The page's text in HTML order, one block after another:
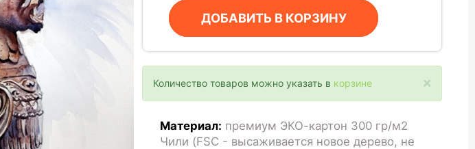
ДОБАВИТЬ В КОРЗИНУ
×
Количество товаров можно указать в корзине
Материал: премиум ЭКО-картон 300 гр/м2
Чили (FSC - высаживается новое дерево, не